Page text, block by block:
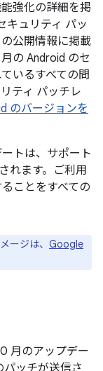
強化の詳細を掲
キュリティ パッ
公開情報に掲載
の Android のセ
いるすべての問
ティ パッチレ
のバージョンを
トは、サポート
れます。ご利用
ことをすべての
ージは、 Google
月のアップデー
パッチが送信さ